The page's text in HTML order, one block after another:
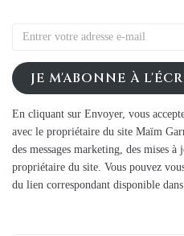
JE M'ABONNE À
En cliquant sur Envoyer, vous
avec le propriétaire du site Maïm
des messages marketing, des mises
propriétaire du site. Vous pouvez
du lien correspondant disponible